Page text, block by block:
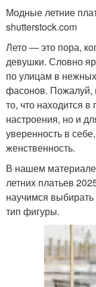
Модные летние
shutterstock.com
Лето — это пора,
девушки. Словно
по улицам в нежных
фасонов.
то, что находится
настроения, но и
уверенность в
женственность.
В нашем
летних платьев
научимся
тип фигуры.